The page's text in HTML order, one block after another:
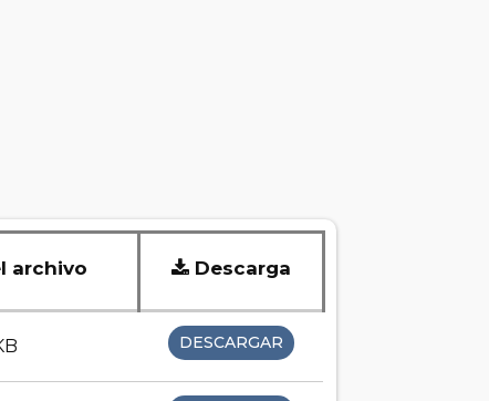
archivo Descarga
DESCARGAR